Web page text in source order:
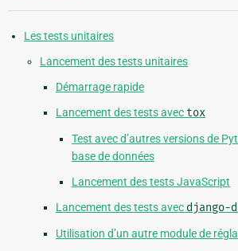
Les tests unitaires
Lancement des tests unitaires
Démarrage rapide
Lancement des tests avec tox
Test avec d’autres versions de
base de données
Lancement des tests JavaScript
Lancement des tests avec django-
Utilisation d’un autre module de